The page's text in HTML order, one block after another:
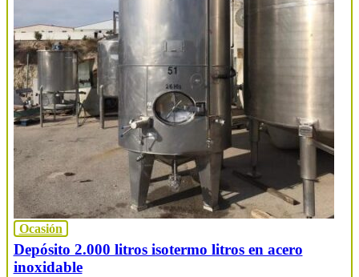
Ocasión
Depósito 2.000 litros isotermo litros en acero
inoxidable